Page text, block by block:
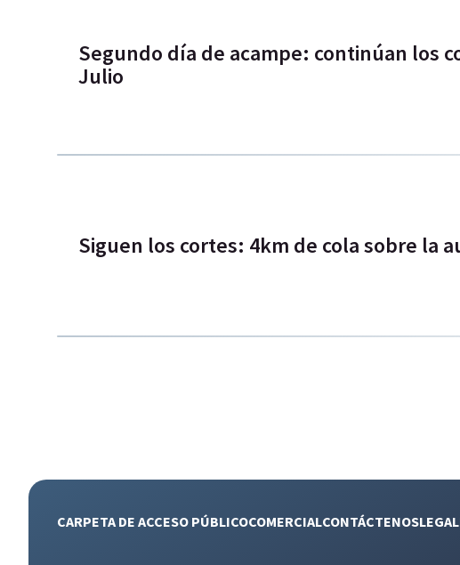
Segundo día de acampe: continúan los
Julio
Siguen los cortes: 4km de cola sobre la
CARPETA DE ACCESO PÚBLICOCOMERCIALCONTÁCTENOS